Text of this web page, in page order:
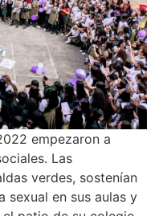
empezaron a
Las
verdes, sostenían
sexual en sus aulas y